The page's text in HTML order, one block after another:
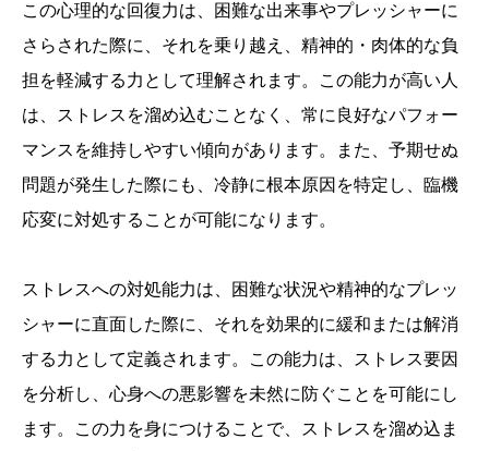
この心理的な回復力は、困難な出来事やプレッシャーに
さらされた際に、それを乗り越え、精神的・肉体的な負
担を軽減する力として理解されます。この能力が高い人
は、ストレスを溜め込むことなく、常に良好なパフォー
マンスを維持しやすい傾向があります。また、予期せぬ
問題が発生した際にも、冷静に根本原因を特定し、臨機
応変に対処することが可能になります。
ストレスへの対処能力は、困難な状況や精神的なプレッ
シャーに直面した際に、それを効果的に緩和または解消
する力として定義されます。この能力は、ストレス要因
を分析し、心身への悪影響を未然に防ぐことを可能にし
ます。この力を身につけることで、ストレスを溜め込ま